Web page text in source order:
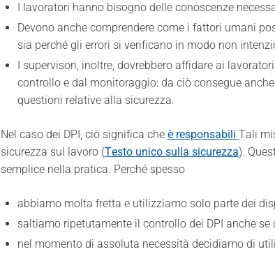
I lavoratori hanno bisogno delle conoscenze
Devono anche comprendere come i fattori umani
sia perché gli errori si verificano in modo non
I supervisori, inoltre, dovrebbero affidare ai
controllo e dal monitoraggio: da ciò consegue
questioni relative alla sicurezza.
Nel caso dei DPI, ciò significa che è responsabili Tali
sicurezza sul lavoro (Testo unico sulla sicurezza).
semplice nella pratica. Perché spesso
abbiamo molta fretta e utilizziamo solo parte dei
saltiamo ripetutamente il controllo dei DPI anche
nel momento di assoluta necessità decidiamo di